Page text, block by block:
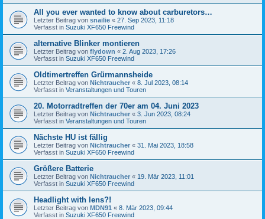
All you ever wanted to know about carburetors…
Letzter Beitrag von snailie « 27. Sep 2023, 11:18
Verfasst in Suzuki XF650 Freewind
alternative Blinker montieren
Letzter Beitrag von flydown « 2. Aug 2023, 17:26
Verfasst in Suzuki XF650 Freewind
Oldtimertreffen Grürmannsheide
Letzter Beitrag von Nichtraucher « 8. Jul 2023, 08:14
Verfasst in Veranstaltungen und Touren
20. Motorradtreffen der 70er am 04. Juni 2023
Letzter Beitrag von Nichtraucher « 3. Jun 2023, 08:24
Verfasst in Veranstaltungen und Touren
Nächste HU ist fällig
Letzter Beitrag von Nichtraucher « 31. Mai 2023, 18:58
Verfasst in Suzuki XF650 Freewind
Größere Batterie
Letzter Beitrag von Nichtraucher « 19. Mär 2023, 11:01
Verfasst in Suzuki XF650 Freewind
Headlight with lens?!
Letzter Beitrag von MDN91 « 8. Mär 2023, 09:44
Verfasst in Suzuki XF650 Freewind